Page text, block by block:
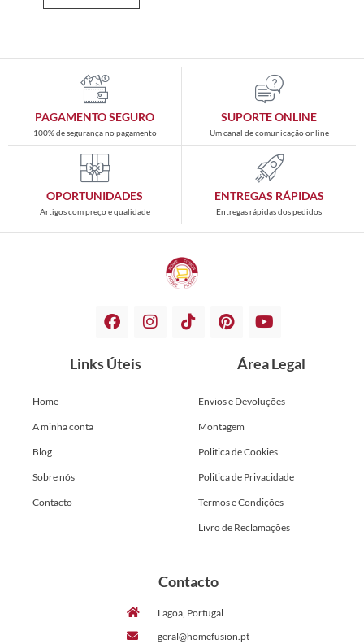
PAGAMENTO SEGURO
100% de segurança no pagamento
SUPORTE ONLINE
Um canal de comunicação online
OPORTUNIDADES
Artigos com preço e qualidade
ENTREGAS RÁPIDAS
Entregas rápidas dos pedidos
Links Úteis
Home
A minha conta
Blog
Sobre nós
Contacto
Área Legal
Envios e Devoluções
Montagem
Politica de Cookies
Politica de Privacidade
Termos e Condições
Livro de Reclamações
Contacto
Lagoa, Portugal
geral@homefusion.pt